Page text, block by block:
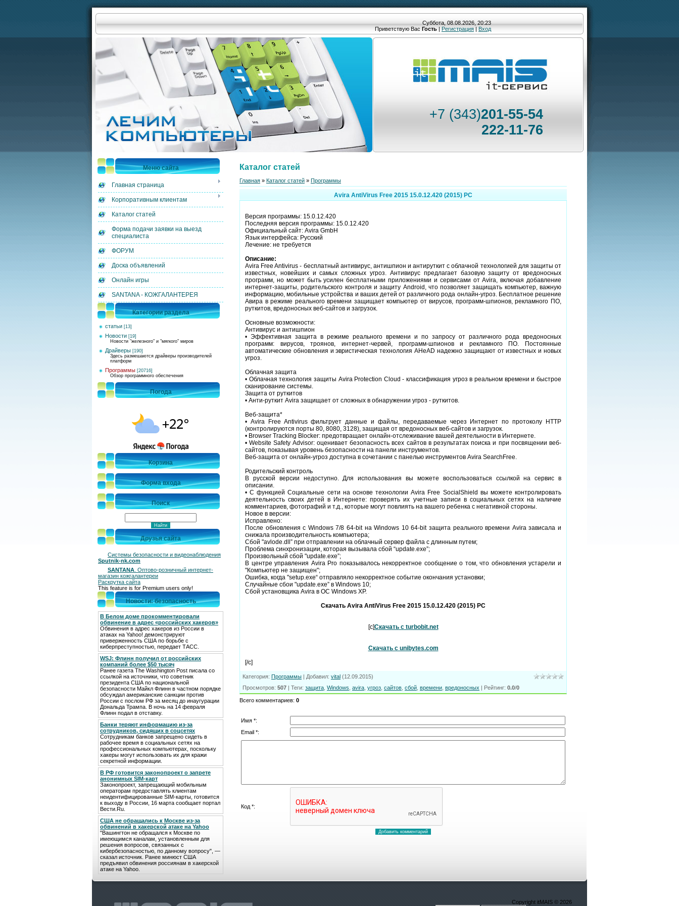
Суббота, 08.08.2026, 20:23
Приветствую Вас Гость | Регистрация | Вход
+7 (343)201-55-54
222-11-76
Меню сайта
Главная страница
Корпоративным клиентам
Каталог статей
Форма подачи заявки на выезд
специалиста
ФОРУМ
Доска объявлений
Онлайн игры
SANTANA - КОЖГАЛАНТЕРЕЯ
Категории раздела
статьи [13]
Новости [19]
Новости "железного" и "мягкого" миров
Драйверы [190]
Здесь размешаются драйверы производителей
платформ
Программы [20716]
Обзор программного обеспечения
Погода
Корзина
Форма входа
Поиск
Друзья сайта
Системы безопасности и видеонаблюдения
Sputnik-nk.com
SANTANA . Оптово-розничный интернет-
магазин кожгалантереи
Раскрутка сайта
This feature is for Premium users only!
Новости: безопасность
В Белом доме прокомментировали
обвинение в адрес «российских хакеров»
Обвинения в адрес хакеров из России в
атаках на Yahoo! демонстрируют
приверженность США по борьбе с
киберпреступностью, передает ТАСС.
WSJ: Флинн получил от российских
компаний более $50 тысяч
Ранее газета The Washington Post писала со
ссылкой на источники, что советник
президента США по национальной
безопасности Майкл Флинн в частном порядке
обсуждал американские санкции против
России с послом РФ за месяц до инаугурации
Дональда Трампа. В ночь на 14 февраля
Флинн подал в отставку.
Банки теряют информацию из-за
сотрудников, сидящих в соцсетях
Сотрудникам банков запрещено сидеть в
рабочее время в социальных сетях на
профессиональных компьютерах, поскольку
хакеры могут использовать их для кражи
секретной информации.
В РФ готовится законопроект о запрете
анонимных SIM-карт
Законопроект, запрещающий мобильным
операторам предоставлять клиентам
неидентифицированные SIM-карты, готовится
к выходу в России, 16 марта сообщает портал
Вести.Ru.
США не обращались к Москве из-за
обвинений в хакерской атаке на Yahoo
"Вашингтон не обращался к Москве по
имеющимся каналам, установленным для
решения вопросов, связанных с
кибербезопасностью, по данному вопросу", —
сказал источник. Ранее минюст США
предъявил обвинения россиянам в хакерской
атаке на Yahoo.
Каталог статей
Главная » Каталог статей » Программы
Avira AntiVirus Free 2015 15.0.12.420 (2015) РС
Версия программы: 15.0.12.420
Последняя версия программы: 15.0.12.420
Официальный сайт: Avira GmbH
Язык интерфейса: Русский
Лечение: не требуется
Описание:
Avira Free Antivirus - бесплатный антивирус, антишпион и антируткит с облачной технологией для защиты от
известных, новейших и самых сложных угроз. Антивирус предлагает базовую защиту от вредоносных
программ, но может быть усилен бесплатными приложениями и сервисами от Avira, включая добавление
интернет-защиты, родительского контроля и защиту Android, что позволяет защищать компьютер, важную
информацию, мобильные устройства и ваших детей от различного рода онлайн-угроз. Бесплатное решение
Авира в режиме реального времени защищает компьютер от вирусов, программ-шпионов, рекламного ПО,
руткитов, вредоносных веб-сайтов и загрузок.
Основные возможности:
Антивирус и антишпион
• Эффективная защита в режиме реального времени и по запросу от различного рода вредоносных
программ: вирусов, троянов, интернет-червей, программ-шпионов и рекламного ПО. Постоянные
автоматические обновления и эвристическая технология AHeAD надежно защищают от известных и новых
угроз.
Облачная защита
• Облачная технология защиты Avira Protection Cloud - классификация угроз в реальном времени и быстрое
сканирование системы.
Защита от руткитов
• Анти-руткит Avira защищает от сложных в обнаружении угроз - руткитов.
Веб-защита*
• Avira Free Antivirus фильтрует данные и файлы, передаваемые через Интернет по протоколу HTTP
(контролируются порты 80, 8080, 3128), защищая от вредоносных веб-сайтов и загрузок.
• Browser Tracking Blocker: предотвращает онлайн-отслеживание вашей деятельности в Интернете.
• Website Safety Advisor: оценивает безопасность всех сайтов в результатах поиска и при посвящении веб-
сайтов, показывая уровень безопасности на панели инструментов.
Веб-защита от онлайн-угроз доступна в сочетании с панелью инструментов Avira SearchFree.
Родительский контроль
В русской версии недоступно. Для использования вы можете воспользоваться ссылкой на сервис в
описании.
• С функцией Социальные сети на основе технологии Avira Free SocialShield вы можете контролировать
деятельность своих детей в Интернете: проверять их учетные записи в социальных сетях на наличие
комментариев, фотографий и т.д., которые могут повлиять на вашего ребенка с негативной стороны.
Новое в версии:
Исправлено:
После обновления с Windows 7/8 64-bit на Windows 10 64-bit защита реального времени Avira зависала и
снижала производительность компьютера;
Сбой "avlode.dll” при отправлении на облачный сервер файла с длинным путем;
Проблема синхронизации, которая вызывала сбой “update.exe”;
Произвольный сбой "update.exe”;
В центре управления Avira Pro показывалось некорректное сообщение о том, что обновления устарели и
"Компьютер не защищен";
Ошибка, когда "setup.exe“ отправляло некорректное событие окончания установки;
Случайные сбои "update.exe” в Windows 10;
Сбой установщика Avira в ОС Windows XP.
Скачать Avira AntiVirus Free 2015 15.0.12.420 (2015) РС
[c]Скачать с turbobit.net
Скачать с unibytes.com
[/c]
Категория: Программы Добавил: vital (12.09.2015)
Просмотров: 507 Теги: защита Windows avira угроз сайтов сбой времени вредоносных Рейтинг: 0.0/0
Всего комментариев: 0
Имя *:
Email *:
Код *:
Copyright itMAIS © 2026